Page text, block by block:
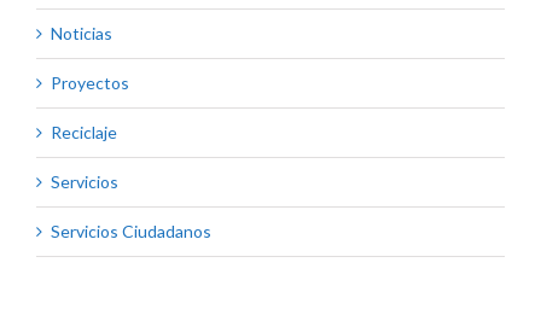
Noticias
Proyectos
Reciclaje
Servicios
Servicios Ciudadanos